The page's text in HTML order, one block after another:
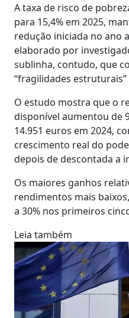
A taxa de risco de
para 15,4% em 2025,
redução iniciada no ano
elaborado por
sublinha, contudo, que
“fragilidades
O estudo mostra que o
disponível aumentou de
14.951 euros em 2024,
crescimento real do
depois de descontada a
Os maiores ganhos
rendimentos mais
a 30% nos primeiros
Leia também